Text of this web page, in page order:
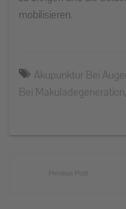
mobilisieren.
Akupunktur Bei
Bei Makuladegeneration,
Previous Post